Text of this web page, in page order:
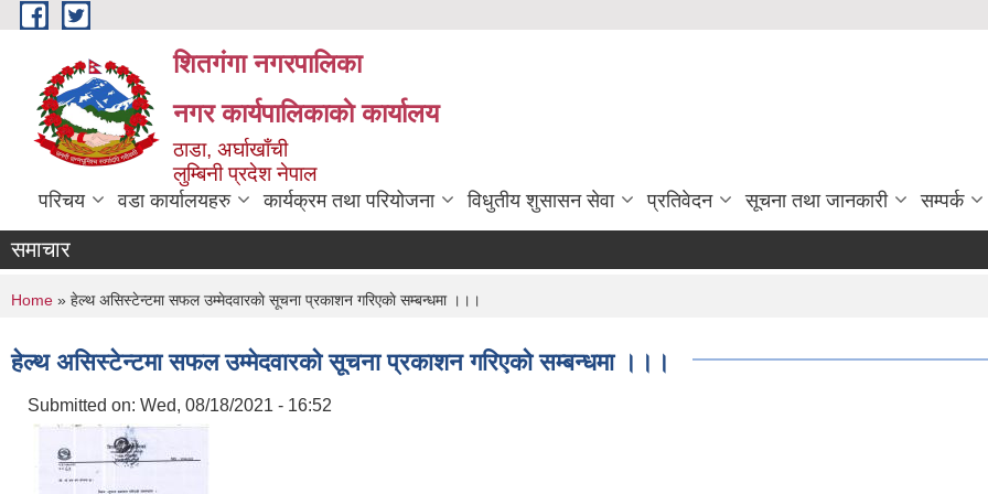
Skip to main content
शितगंगा नगरपालिका
नगर कार्यपालिकाकाे कार्यालय
ठाडा, अर्घाखाँची
लुम्बिनी प्रदेश नेपाल
परिचय वडा कार्यालयहरु कार्यक्रम तथा परियोजना विधुतीय शुसासन सेवा प्रतिवेदन सूचना तथा जानकारी सम्पर्क
समाचार
You are here
Home » हेल्थ असिस्टेन्टमा सफल उम्मेदवारकाे सूचना प्रकाशन गरिएकाे सम्बन्धमा ।।।
हेल्थ असिस्टेन्टमा सफल उम्मेदवारकाे सूचना प्रकाशन गरिएकाे सम्बन्धमा ।।।
Submitted on: Wed, 08/18/2021 - 16:52